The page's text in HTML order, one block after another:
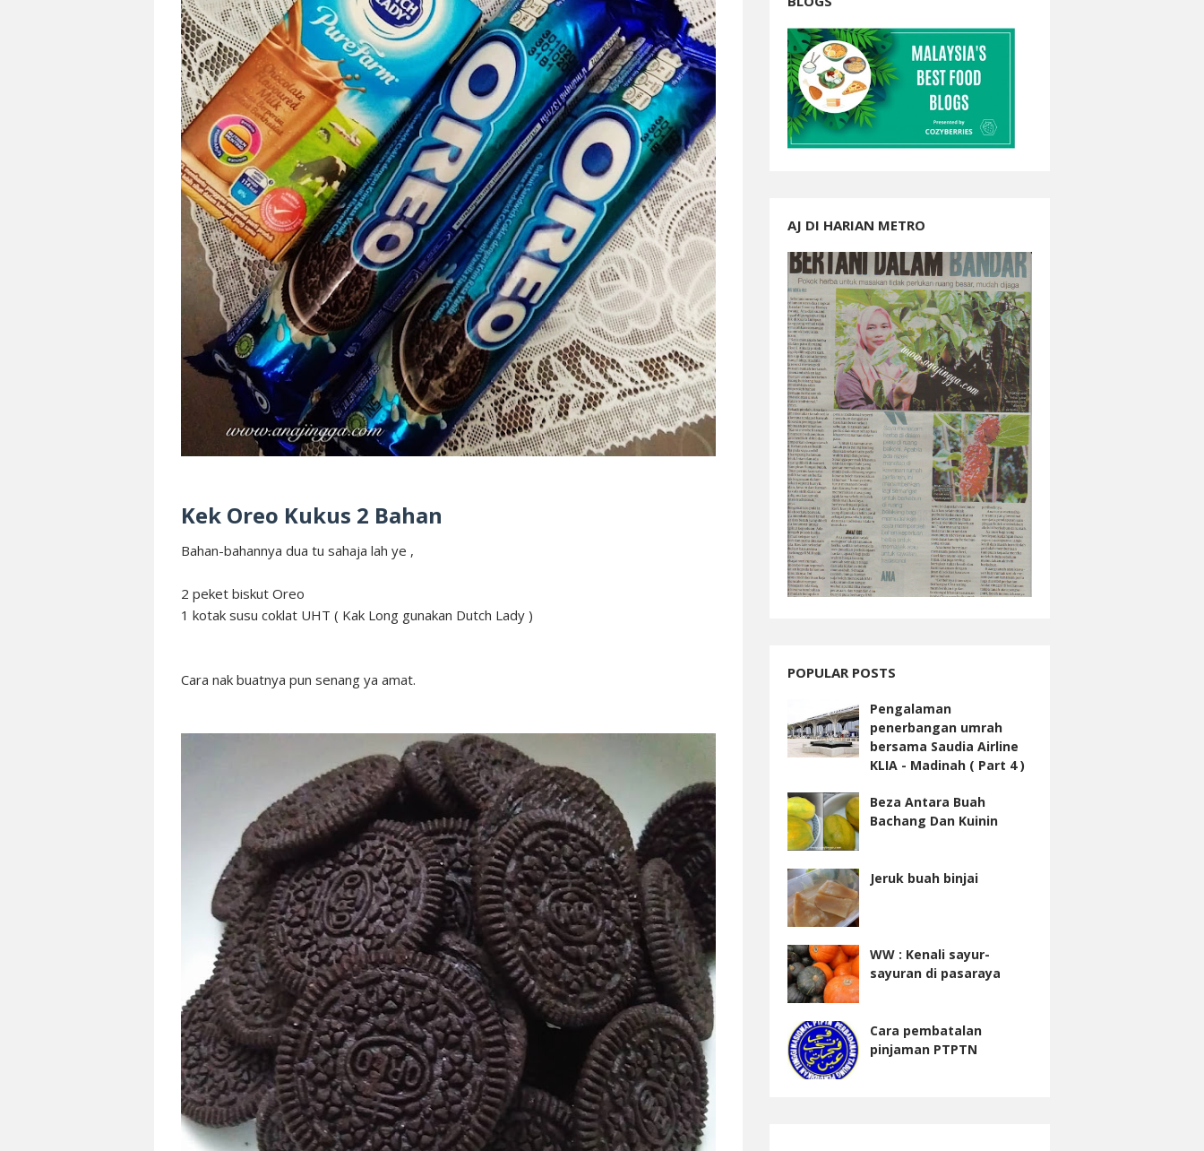
Kek Oreo Kukus 2 Bahan
Bahan-bahannya dua tu sahaja lah ye ,
2 peket biskut Oreo
1 kotak susu coklat UHT ( Kak Long gunakan Dutch Lady )
Cara nak buatnya pun senang ya amat.
AJ DI HARIAN METRO
POPULAR POSTS
Pengalaman
penerbangan umrah
bersama Saudia Airline
KLIA - Madinah ( Part 4 )
Beza Antara Buah
Bachang Dan Kuinin
Jeruk buah binjai
WW : Kenali sayur-
sayuran di pasaraya
Cara pembatalan
pinjaman PTPTN